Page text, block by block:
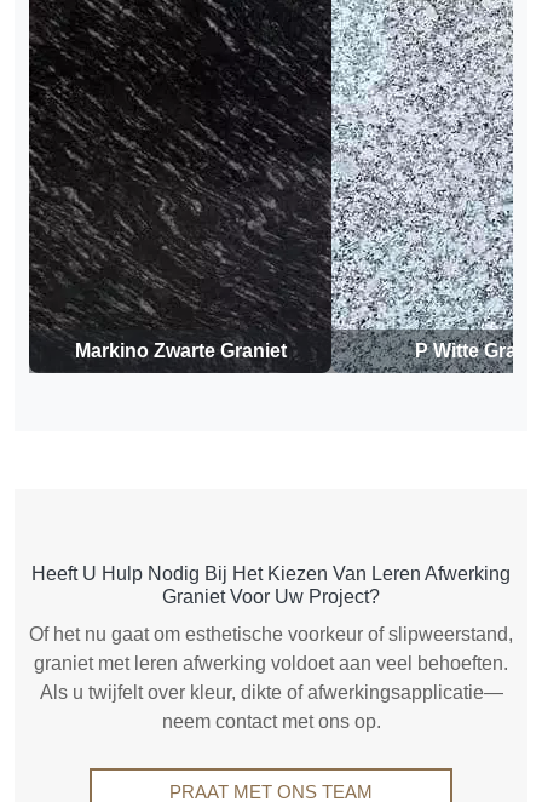
Markino Zwarte Graniet P Witte
Heeft U Hulp Nodig Bij Het Kiezen Van Leren Afwerking
Graniet Voor Uw Project?
Of het nu gaat om esthetische voorkeur of slipweerstand,
graniet met leren afwerking voldoet aan veel behoeften.
Als u twijfelt over kleur, dikte of afwerkingsapplicatie—
neem contact met ons op.
PRAAT MET ONS TEAM